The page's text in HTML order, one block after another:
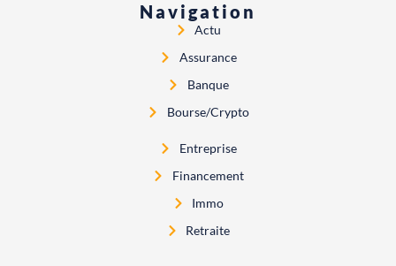
Navigation
Actu
Assurance
Banque
Bourse/crypto
Entreprise
Financement
Immo
Retraite